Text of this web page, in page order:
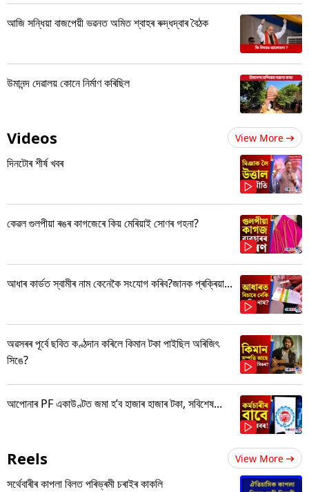
আজি সন্ধিয়া বাজপেয়ী ভৱনত অমিত শ্বাহৰ ৰুদ্ধদ্বাৰ বৈঠক
উমানন্দ দেৱালয় কোনে নিৰ্মাণ কৰিছিল
Videos View More
দিনটোৰ শীৰ্ষ খবৰ
কেৱল গুলপীয়া ৰঙৰ কাগজেৰে কিয় মেৰিয়াই সোণৰ গহনা?
আধাৰ কাৰ্ডত স্বামীৰ নাম কেনেকৈ সংযোগ কৰিব?জানক প্ৰক্ৰিয়া...
অৱসৰৰ পূৰ্বে ছবিত কণ্ঠদান কৰিলে কিমান টকা পাইছিল অৰিজিৎ
সিঙে?
আপোনাৰ PF একাউণ্টত জমা হ’ব হাজাৰ হাজাৰ টকা, সবিশেষ...
Reels View More
সৰ্থেবাৰীৰ কাপলা বিলত পৰিভ্ৰমী চৰাইৰ কাকলি